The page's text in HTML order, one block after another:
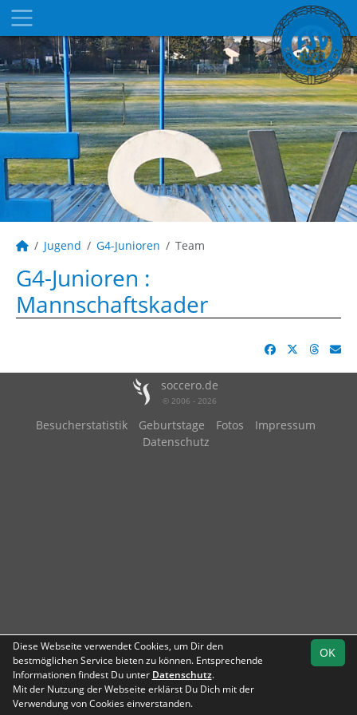
Jugend G4-Junioren Team
Team
G4-Junioren :
Mannschaftskader
soccero.de
© 2006 - 2026
Besucherstatistik Geburtstage Fotos
Impressum
Datenschutz
OK
Diese Webseite verwendet Cookies, um Dir den
bestmöglichen Service bieten zu können. Entsprechende
Informationen findest Du unter Datenschutz.
Mit der Nutzung der Webseite erklärst Du Dich mit der
Verwendung von Cookies einverstanden.